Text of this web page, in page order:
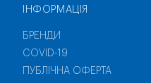
ІНФОРМАЦІЯ
БРЕНДИ
COVID-19
ПУБЛІЧНА ОФЕРТА